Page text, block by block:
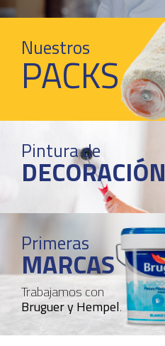
Nuestros
PACKS
Pintura de
DECORACIÓN
Primeras
MARCAS
Trabajamos con
Bruguer y Hempel.